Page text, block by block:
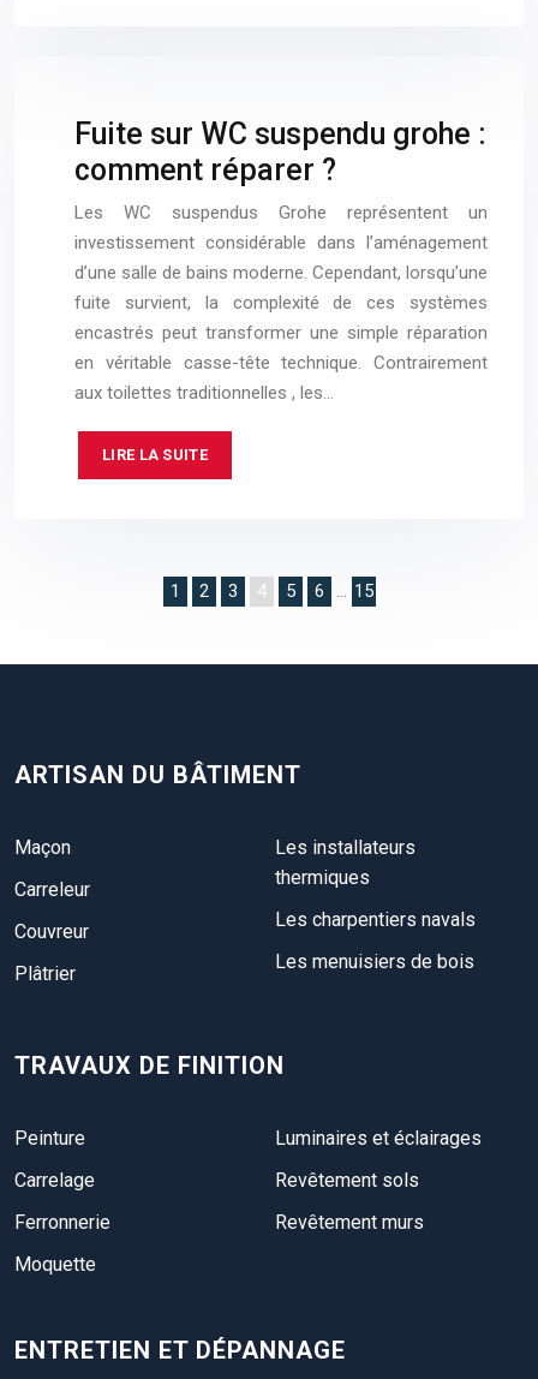
Fuite sur WC suspendu grohe :
comment réparer ?
Les WC suspendus Grohe représentent un
investissement considérable dans l’aménagement
d’une salle de bains moderne. Cependant, lorsqu’une
fuite survient, la complexité de ces systèmes
encastrés peut transformer une simple réparation
en véritable casse-tête technique. Contrairement
aux toilettes traditionnelles , les…
LIRE LA SUITE
1 2 3 4 5 6 15
ARTISAN DU BÂTIMENT
Maçon
Carreleur
Couvreur
Plâtrier
Les installateurs
thermiques
Les charpentiers navals
Les menuisiers de bois
TRAVAUX DE FINITION
Peinture
Carrelage
Ferronnerie
Moquette
Luminaires et éclairages
Revêtement sols
Revêtement murs
ENTRETIEN ET DÉPANNAGE